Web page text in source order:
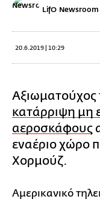
LifO Newsroom
20.6.2019 | 10:29
κατάρριψη μη
αεροσκάφους
εναέριο χώρο
Χορμούζ.
Αμερικανικό